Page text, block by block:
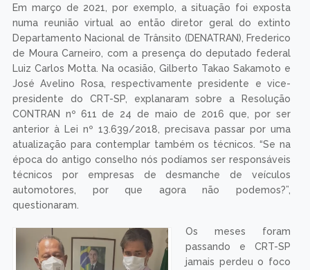
Em março de 2021, por exemplo, a situação foi exposta
numa reunião virtual ao então diretor geral do extinto
Departamento Nacional de Trânsito (DENATRAN), Frederico
de Moura Carneiro, com a presença do deputado federal
Luiz Carlos Motta. Na ocasião, Gilberto Takao Sakamoto e
José Avelino Rosa, respectivamente presidente e vice-
presidente do CRT-SP, explanaram sobre a Resolução
CONTRAN nº 611 de 24 de maio de 2016 que, por ser
anterior à Lei nº 13.639/2018, precisava passar por uma
atualização para contemplar também os técnicos. “Se na
época do antigo conselho nós podíamos ser responsáveis
técnicos por empresas de desmanche de veículos
automotores, por que agora não podemos?”,
questionaram.
Os meses foram
passando e CRT-SP
jamais perdeu o foco